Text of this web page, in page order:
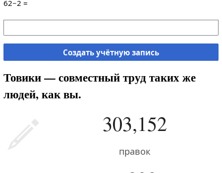
62−2 =
Создать учётную запись
Товики — совместный труд таких же
людей, как вы.
303,152
правок